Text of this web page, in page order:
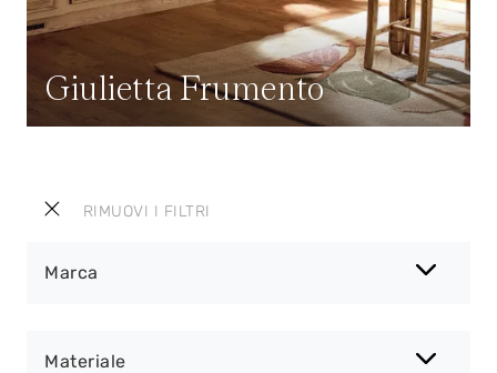
RIMUOVI I FILTRI
Marca
Materiale
Giulietta Frumento